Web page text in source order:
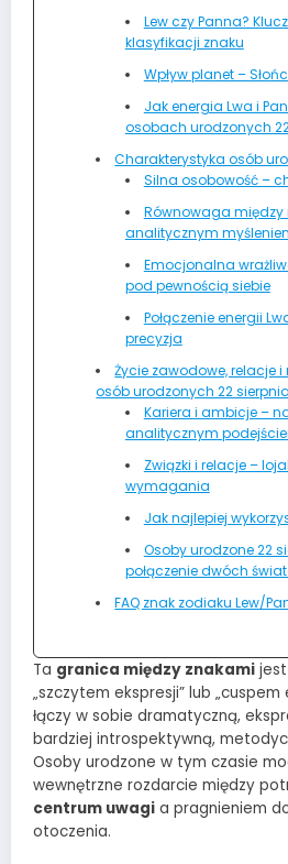
Lew czy Panna?
klasyfikacji znaku
Wpływ planet –
Jak energia Lwa i
osobach urodzonych
Charakterystyka osób
Silna osobowość –
Równowaga między
analitycznym
Emocjonalna
pod pewnością siebie
Połączenie energii
precyzja
Życie zawodowe, relacje
osób urodzonych 22 sierpnia
Kariera i ambicje –
analitycznym
Związki i relacje –
wymagania
Jak najlepiej
Osoby urodzone 22
połączenie dwóch
FAQ znak zodiaku Lew/
Ta granica między znakami
„szczytem ekspresji” lub
łączy w sobie dramatyczną,
bardziej introspektywną,
Osoby urodzone w tym czasie
wewnętrzne rozdarcie między
centrum uwagi a pragnieniem
otoczenia.